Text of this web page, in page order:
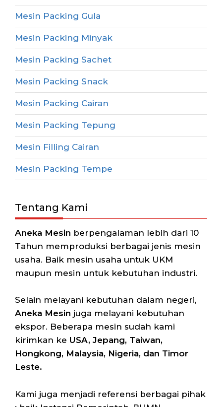
Mesin Packing Gula
Mesin Packing Minyak
Mesin Packing Sachet
Mesin Packing Snack
Mesin Packing Cairan
Mesin Packing Tepung
Mesin Filling Cairan
Mesin Packing Tempe
Tentang Kami
Aneka Mesin berpengalaman lebih dari 10
Tahun memproduksi berbagai jenis mesin
usaha. Baik mesin usaha untuk UKM
maupun mesin untuk kebutuhan industri.
Selain melayani kebutuhan dalam negeri,
Aneka Mesin juga melayani kebutuhan
ekspor. Beberapa mesin sudah kami
kirimkan ke USA, Jepang, Taiwan,
Hongkong, Malaysia, Nigeria, dan Timor
Leste.
Kami juga menjadi referensi berbagai pihak